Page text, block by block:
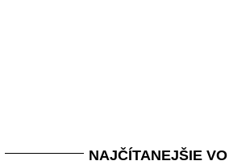
NAJČÍTANEJŠIE